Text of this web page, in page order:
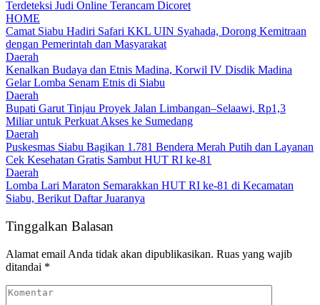
Terdeteksi Judi Online Terancam Dicoret
HOME
Camat Siabu Hadiri Safari KKL UIN Syahada, Dorong Kemitraan
dengan Pemerintah dan Masyarakat
Daerah
Kenalkan Budaya dan Etnis Madina, Korwil IV Disdik Madina
Gelar Lomba Senam Etnis di Siabu
Daerah
Bupati Garut Tinjau Proyek Jalan Limbangan–Selaawi, Rp1,3
Miliar untuk Perkuat Akses ke Sumedang
Daerah
Puskesmas Siabu Bagikan 1.781 Bendera Merah Putih dan Layanan
Cek Kesehatan Gratis Sambut HUT RI ke-81
Daerah
Lomba Lari Maraton Semarakkan HUT RI ke-81 di Kecamatan
Siabu, Berikut Daftar Juaranya
Tinggalkan Balasan
Alamat email Anda tidak akan dipublikasikan. Ruas yang wajib
ditandai *